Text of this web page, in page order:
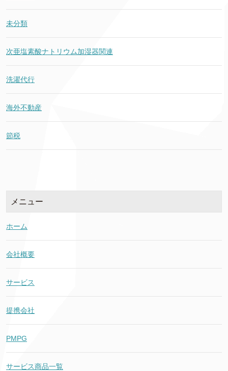
未分類
次亜塩素酸ナトリウム加湿器関連
洗濯代行
海外不動産
節税
メニュー
ホーム
会社概要
サービス
提携会社
PMPG
サービス商品一覧